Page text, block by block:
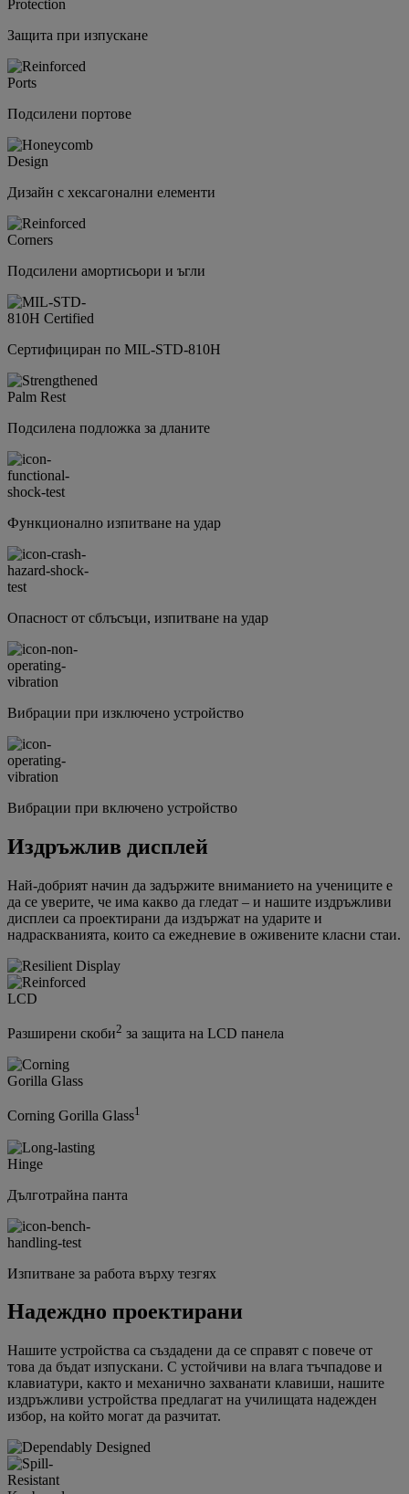
Защита при изпускане
Подсилени портове
Дизайн с хексагонални елементи
Подсилени амортисьори и ъгли
Сертифициран по MIL-STD-810H
Подсилена подложка за дланите
Функционално изпитване на удар
Опасност от сблъсъци, изпитване на удар
Вибрации при изключено устройство
Вибрации при включено устройство
Издръжлив дисплей
Най-добрият начин да задържите вниманието на учениците е
да се уверите, че има какво да гледат – и нашите издръжливи
дисплеи са проектирани да издържат на ударите и
надраскванията, които са ежедневие в оживените класни стаи.
Разширени скоби2 за защита на LCD панела
Corning Gorilla Glass1
Дълготрайна панта
Изпитване за работа върху тезгях
Надеждно проектирани
Нашите устройства са създадени да се справят с повече от
това да бъдат изпускани. С устойчиви на влага тъчпадове и
клавиатури, както и механично захванати клавиши, нашите
издръжливи устройства предлагат на училищата надежден
избор, на който могат да разчитат.